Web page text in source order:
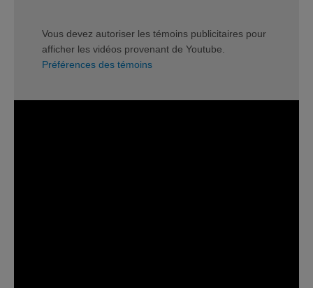
Vous devez autoriser les témoins publicitaires pour
afficher les vidéos provenant de Youtube.
Préférences des témoins